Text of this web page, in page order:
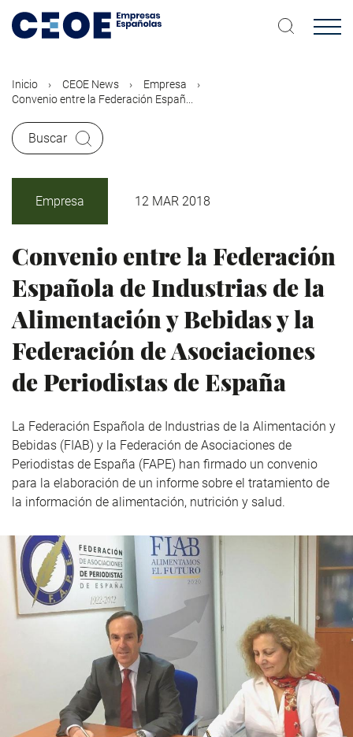
contenido
Inicio CEOE News
Empresa
Convenio entre la Federación Españ...
Buscar
Empresa 12 MAR 2018
Convenio entre la Federación
Española de Industrias de la
Alimentación y Bebidas y la
Federación de Asociaciones
de Periodistas de España
La Federación Española de Industrias de la Alimentación y
Bebidas (FIAB) y la Federación de Asociaciones de
Periodistas de España (FAPE) han firmado un convenio
para la elaboración de un informe sobre el tratamiento de
la información de alimentación, nutrición y salud.